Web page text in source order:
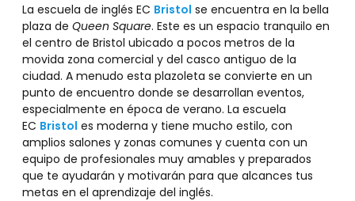
La escuela de inglés EC Bristol se encuentra en la bella
plaza deQueen Square. Este es un espacio tranquilo en
el centro de Bristol ubicado a pocos metros de la
movida zona comercial y del casco antiguo de la
ciudad. A menudo esta plazoleta se convierte en un
punto de encuentro donde se desarrollan eventos,
especialmente en época de verano. La escuela
EC Bristol es moderna y tiene mucho estilo, con
amplios salones y zonas comunes y cuenta con un
equipo de profesionales muy amables y preparados
que te ayudarán y motivarán para que alcances tus
metas en el aprendizaje del inglés.